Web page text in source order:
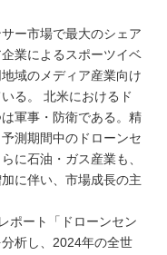
ー市場で最大のシェア
業によるスポーツイベ
域のメディア産業向け
る。 北米におけるド
軍事・防衛である。精
測期間中のドローンセ
に石油・ガス産業も、
に伴い、市場成長の主
ポート「ドローンセン
析し、2024年の全世